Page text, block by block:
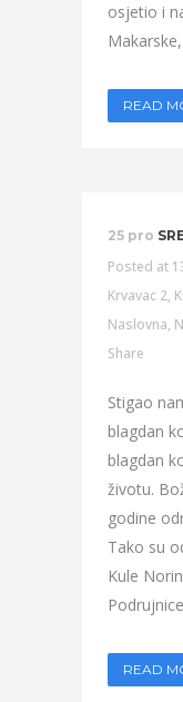
osjetio i
READ
25 pro
Posted at
Krvavac 2,
Naslovna,
Share
Stigao
blagdan
blagdan
životu.
godine
Tako su
Kule
READ